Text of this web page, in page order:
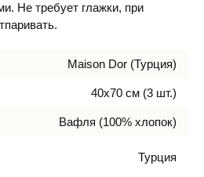
Не требует глажки, при
Maison Dor (Турция)
40х70 см (3 шт.)
Вафля (100% хлопок)
Турция